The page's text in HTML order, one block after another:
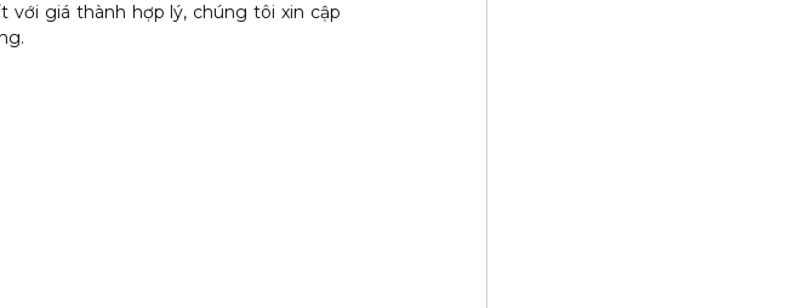
với giá thành hợp lý, chúng tôi xin cập